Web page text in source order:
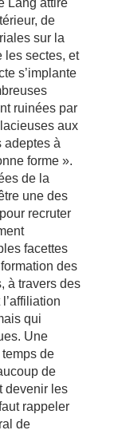
Lang attire
de
sur la
les sectes, et
s’implante
ruinées par
aux
adeptes à
forme ».
de la
une des
recruter
facettes
des
à travers des
qui
Une
de
de
devenir les
rappeler
de